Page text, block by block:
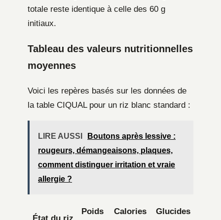
totale reste identique à celle des 60 g
initiaux.
Tableau des valeurs nutritionnelles
moyennes
Voici les repères basés sur les données de
la table CIQUAL pour un riz blanc standard :
LIRE AUSSI
Boutons après lessive :
rougeurs, démangeaisons, plaques,
comment distinguer irritation et vraie
allergie ?
Poids Calories Glucides